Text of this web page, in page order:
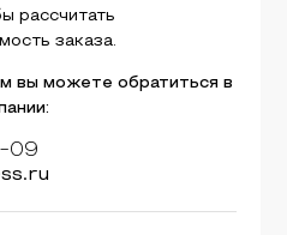
рассчитать
заказа.
вы можете обратиться в
09